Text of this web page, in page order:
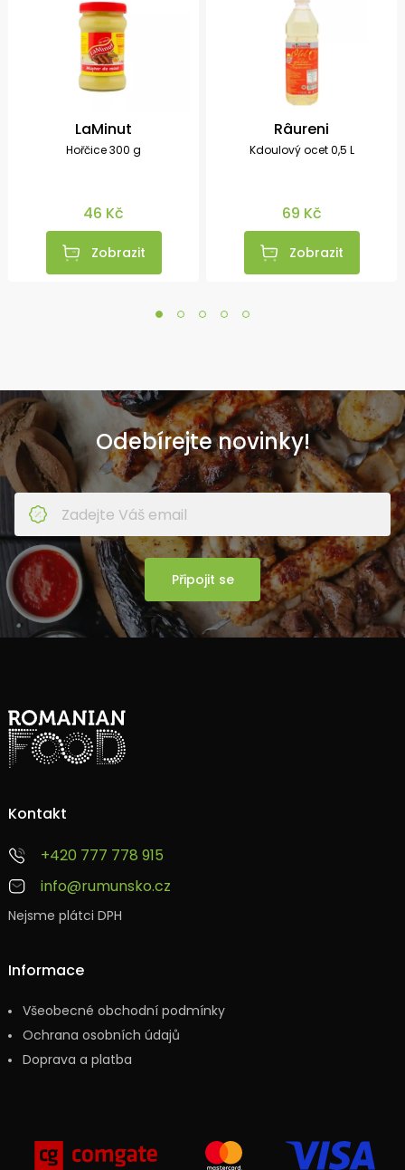
LaMinut
Hořčice 300 g
46 Kč
Zobrazit
Râureni
Kdoulový ocet 0,5 L
69 Kč
Zobrazit
Odebírejte novinky!
Připojit se
Informace
Všeobecné obchodní podmínky
Ochrana osobních údajů
Doprava a platba
Kontakt
+420 777 778 915
info@rumunsko.cz
Nejsme plátci DPH